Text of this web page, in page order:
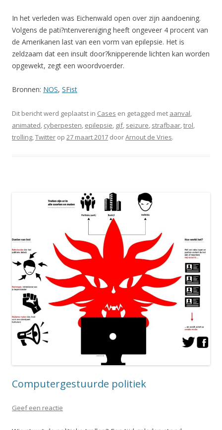
In het verleden was Eichenwald open over zijn aandoening.
Volgens de pati?ntenvereniging heeft ongeveer 4 procent van
de Amerikanen last van een vorm van epilepsie. Het is
zeldzaam dat een insult door?knipperende lichten kan worden
opgewekt, zegt een woordvoerder.
Bronnen: NOS, SFist
Dit bericht werd geplaatst in Cases en getagged met aanval,
animated, cyberpesten, epilepsie, gif, seizure, strafbaar,trol,
trolling,Twitter op 27 maart 2017 doorArnout de Vries.
Computergestuurde politiek
Geef een reactie